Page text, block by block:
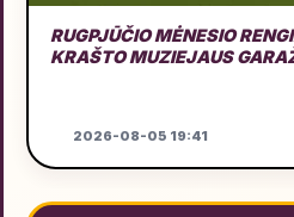
RUGPJŪČIO MĖNESIO
KRAŠTO MUZIEJAUS
2026-08-05 19:41